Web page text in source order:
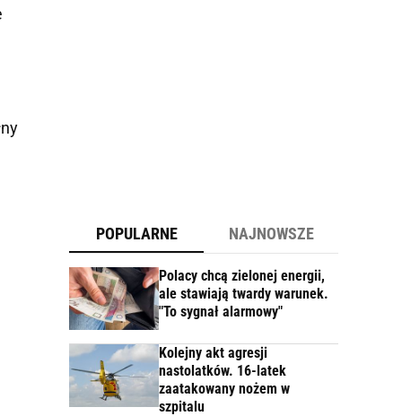
POPULARNE NAJNOWSZE
Polacy chcą zielonej energii,
ale stawiają twardy warunek.
"To sygnał alarmowy"
Kolejny akt agresji
nastolatków. 16-latek
zaatakowany nożem w
szpitalu